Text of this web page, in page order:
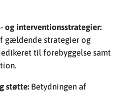
og interventionsstrategier:
gældende strategier og
til forebyggelse samt
støtte: Betydningen af